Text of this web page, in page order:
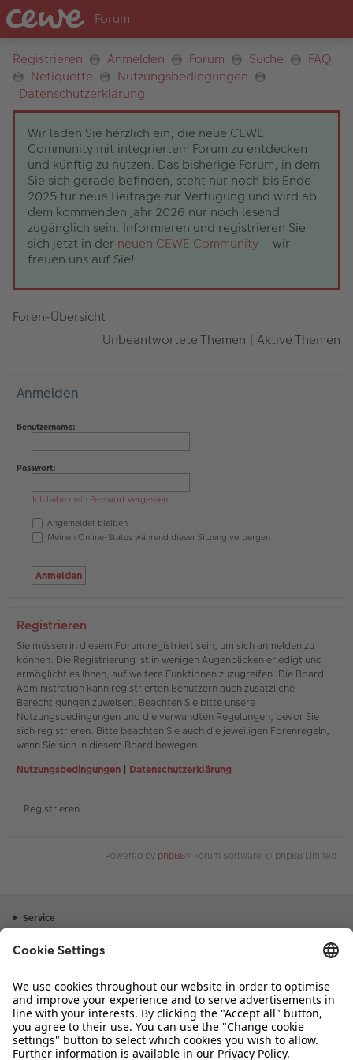
Registrieren Anmelden Forum Suche
FAQ
Netiquette
Nutzungsbedingungen
Datenschutzerklärung
Wir laden Sie herzlich ein, die neue CEWE
Community mit integriertem Forum zu entdecken
und künftig zu nutzen. Das bisherige Forum, in dem
Sie sich gerade befinden, steht nur noch bis Ende
2025 für neue Beiträge zur Verfügung und wird ab
dem kommenden Jahr 2026 nur noch lesend
zugänglich sein. Informieren und registrieren Sie
sich jetzt in der neuen CEWE Community – wir
freuen uns auf Sie!
Foren-Übersicht
Unbeantwortete Themen | Aktive Themen
Anmelden
Benutzername:
Passwort:
Ich habe mein Passwort vergessen
Angemeldet bleiben
Meinen Online-Status während dieser Sitzung verbergen
Registrieren
Sie müssen in diesem Forum registriert sein, um sich anmelden zu
können. Die Registrierung ist in wenigen Augenblicken erledigt und
ermöglicht es Ihnen, auf weitere Funktionen zuzugreifen. Die Board-
Administration kann registrierten Benutzern auch zusätzliche
Berechtigungen zuweisen. Beachten Sie bitte unsere
Nutzungsbedingungen und die verwandten Regelungen, bevor Sie
sich registrieren. Bitte beachten Sie auch die jeweiligen Forenregeln,
wenn Sie sich in diesem Board bewegen.
Nutzungsbedingungen | Datenschutzerklärung
Registrieren
Powered by phpBB® Forum Software © phpBB Limited
Service
Sortiment